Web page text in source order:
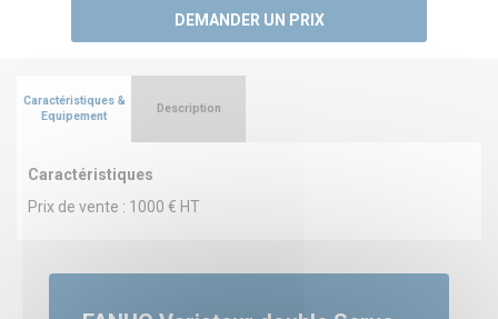
DEMANDER UN PRIX
Caractéristiques &
Equipement
Caractéristiques
Prix de vente : 1000 € HT
Description